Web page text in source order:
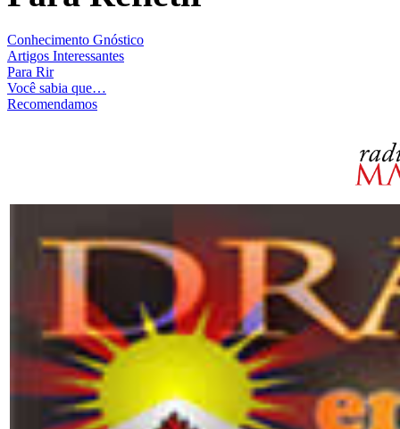
Conhecimento Gnóstico
Artigos Interessantes
Para Rir
Você sabia que…
Recomendamos